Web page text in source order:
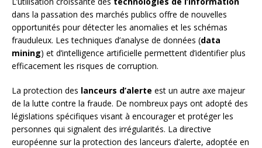
dans la passation des marchés publics offre de nouvelles
opportunités pour détecter les anomalies et les schémas
frauduleux. Les techniques d’analyse de données (data
mining) et d’intelligence artificielle permettent d’identifier plus
efficacement les risques de corruption.
La protection des lanceurs d’alerte est un autre axe majeur
de la lutte contre la fraude. De nombreux pays ont adopté des
législations spécifiques visant à encourager et protéger les
personnes qui signalent des irrégularités. La directive
européenne sur la protection des lanceurs d’alerte, adoptée en